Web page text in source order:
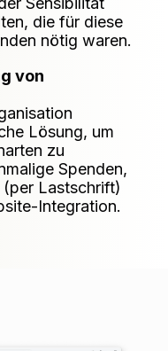
die für diese
nötig waren.
von
Lösung, um
zu
Spenden,
Lastschrift)
Integration.